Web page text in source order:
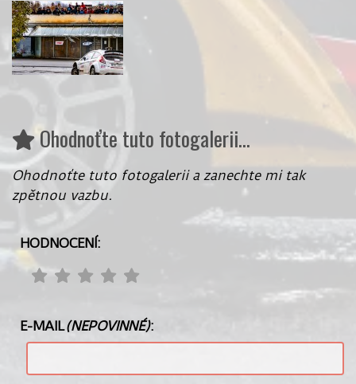
Ohodnoťte tuto fotogalerii...
Ohodnoťte tuto fotogalerii a zanechte mi tak
zpětnou vazbu.
HODNOCENÍ:
E-MAIL(NEPOVINNÉ):